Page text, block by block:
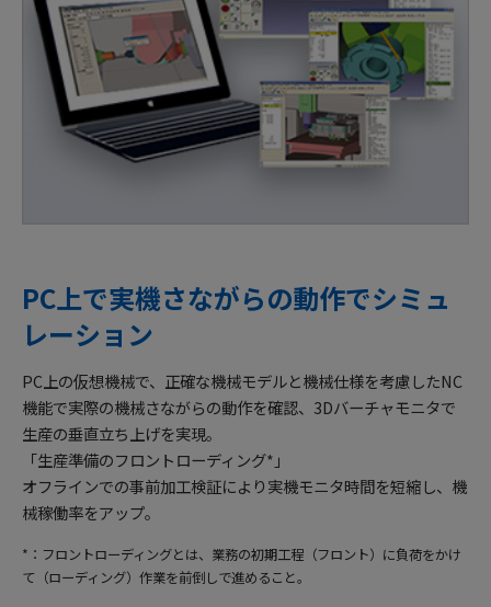
PC上で実機さながらの動作でシミュ
レーション
PC上の仮想機械で、正確な機械モデルと機械仕様を考慮したNC
機能で実際の機械さながらの動作を確認、3Dバーチャモニタで
生産の垂直立ち上げを実現。
「生産準備のフロントローディング*」
オフラインでの事前加工検証により実機モニタ時間を短縮し、機
械稼働率をアップ。
*：フロントローディングとは、業務の初期工程（フロント）に負荷をかけ
て（ローディング）作業を前倒しで進めること。